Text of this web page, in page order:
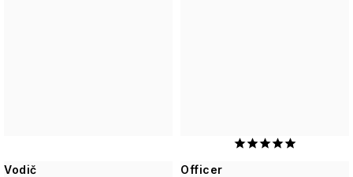
Vodič Officer